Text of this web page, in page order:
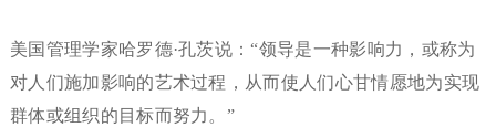
美国管理学家哈罗德·孔茨说：“领导是一种影响力，或称为
对人们施加影响的艺术过程，从而使人们心甘情愿地为实现
群体或组织的目标而努力。”